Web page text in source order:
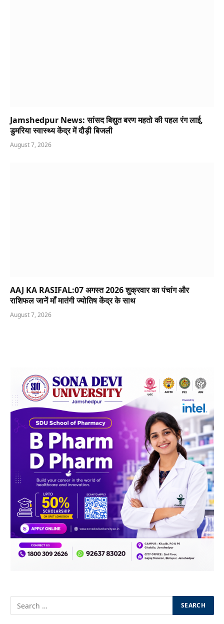
Jamshedpur News: सांसद बिद्युत बरण महतो की पहल रंग लाई,
डुमरिया स्वास्थ्य केंद्र में दौड़ी बिजली
August 7, 2026
AAJ KA RASIFAL:07 अगस्त 2026 शुक्रवार का पंचांग और
राशिफल जानें माँ मातंगी ज्योतिष केंद्र के साथ
August 7, 2026